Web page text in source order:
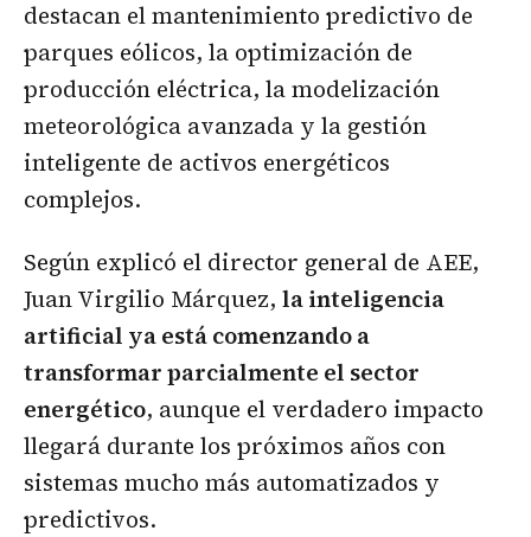
destacan el mantenimiento predictivo de
parques eólicos, la optimización de
producción eléctrica, la modelización
meteorológica avanzada y la gestión
inteligente de activos energéticos
complejos.
Según explicó el director general de AEE,
Juan Virgilio Márquez, la inteligencia
artificial ya está comenzando a
transformar parcialmente el sector
energético, aunque el verdadero impacto
llegará durante los próximos años con
sistemas mucho más automatizados y
predictivos.